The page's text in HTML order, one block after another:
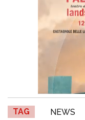
TAG NEWS